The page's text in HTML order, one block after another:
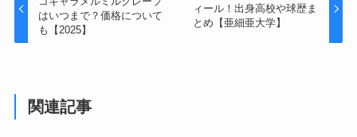
はいつまで？価格について
も【2025】
ィール！出身高校や球歴ま
とめ【亜細亜大学】
関連記事